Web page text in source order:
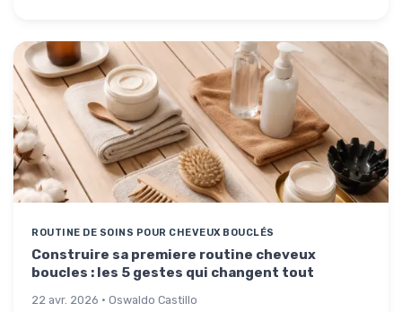
ROUTINE DE SOINS POUR CHEVEUX BOUCLÉS
Construire sa premiere routine cheveux
boucles : les 5 gestes qui changent tout
22 avr. 2026 · Oswaldo Castillo